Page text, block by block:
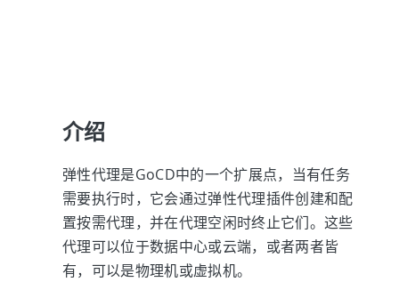
介绍
弹性代理是GoCD中的一个扩展点，当有任务
需要执行时，它会通过弹性代理插件创建和配
置按需代理，并在代理空闲时终止它们。这些
代理可以位于数据中心或云端，或者两者皆
有，可以是物理机或虚拟机。